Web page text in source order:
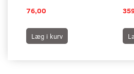
76,00
Læg i kurv